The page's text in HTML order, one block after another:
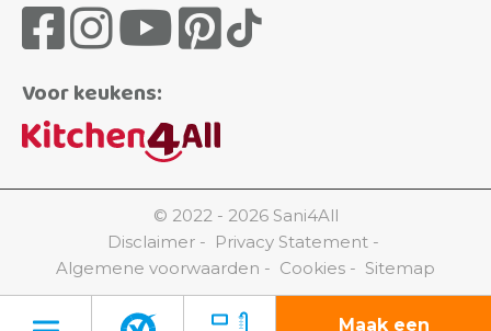
Voor keukens:
© 2022 - 2026 Sani4All
Disclaimer
Privacy Statement
Algemene voorwaarden
Cookies Sitemap
Maak een